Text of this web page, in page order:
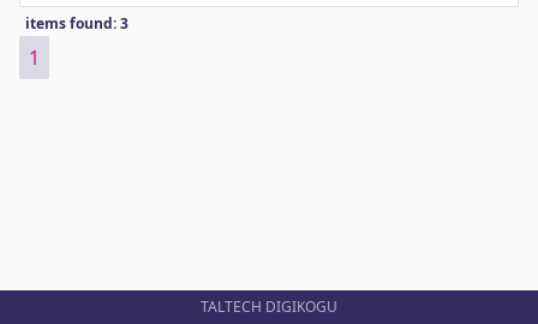
items found: 3
1
TALTECH DIGIKOGU